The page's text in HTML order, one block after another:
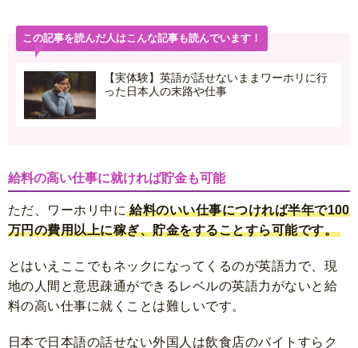
この記事を読んだ人はこんな記事も読んでいます！
【実体験】英語が話せないままワーホリに行
った日本人の末路や仕事
給料の高い仕事に就ければ貯金も可能
ただ、ワーホリ中に 給料のいい仕事につければ半年で100
万円の費用以上に稼ぎ、貯金をすることすら可能です。
とはいえここでもネックになってくるのが英語力で、現
地の人間と意思疎通ができるレベルの英語力がないと給
料の高い仕事に就くことは難しいです。
日本で日本語の話せない外国人は飲食店のバイトすらク